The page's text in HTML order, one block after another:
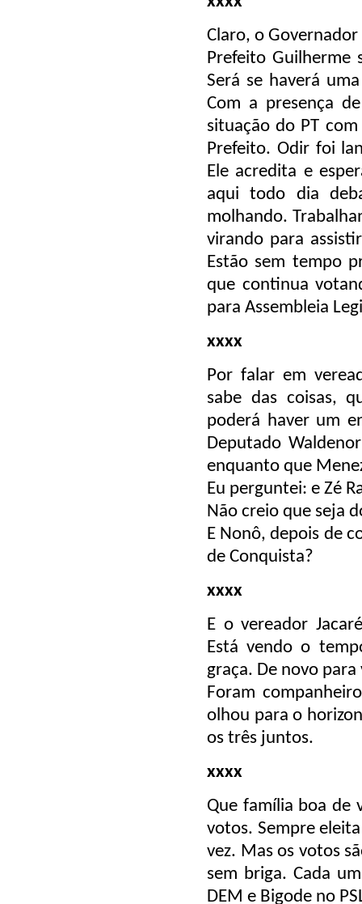
Claro, o
Prefeito Guilherme
Será se haverá
Com a presença
situação do PT
Prefeito. Odir foi
Ele acredita e
aqui todo dia
molhando.
virando para
Estão sem tempo
que continua
para Assembleia
xxxx
Por falar em
sabe das coisas,
poderá haver um
Deputado
enquanto que
Eu perguntei: e Zé
Não creio que seja
E Nonô, depois de
de Conquista?
xxxx
E o vereador
Está vendo o
graça. De novo para
Foram
olhou para o
os três juntos.
xxxx
Que família boa de
votos. Sempre
vez. Mas os votos
sem briga. Cada
DEM e Bigode no